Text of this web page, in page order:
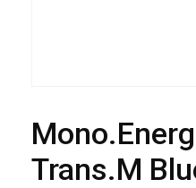
Trans.M